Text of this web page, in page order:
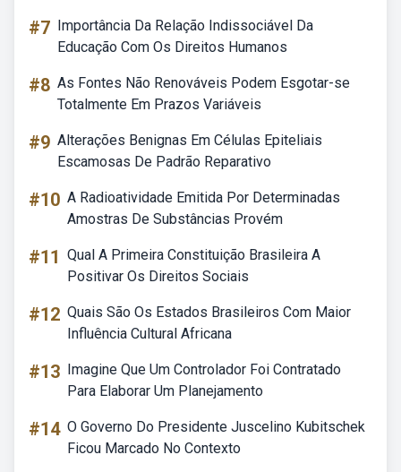
#7 Importância Da Relação Indissociável Da
Educação Com Os Direitos Humanos
#8 As Fontes Não Renováveis Podem Esgotar-se
Totalmente Em Prazos Variáveis
#9 Alterações Benignas Em Células Epiteliais
Escamosas De Padrão Reparativo
#10 A Radioatividade Emitida Por Determinadas
Amostras De Substâncias Provém
#11 Qual A Primeira Constituição Brasileira A
Positivar Os Direitos Sociais
#12 Quais São Os Estados Brasileiros Com Maior
Influência Cultural Africana
#13 Imagine Que Um Controlador Foi Contratado
Para Elaborar Um Planejamento
#14 O Governo Do Presidente Juscelino Kubitschek
Ficou Marcado No Contexto